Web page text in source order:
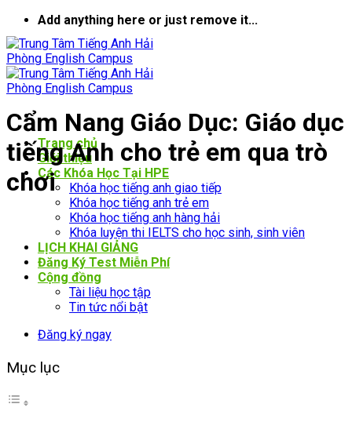
qua
nội
dung
Add anything here or just remove it...
Trang chủ
Giới thiệu
Các Khóa Học Tại HPE
Khóa học tiếng anh giao tiếp
Khóa học tiếng anh trẻ em
Khóa học tiếng anh hàng hải
Khóa luyện thi IELTS cho học sinh, sinh viên
LỊCH KHAI GIẢNG
Đăng Ký Test Miễn Phí
Cộng đồng
Tài liệu học tập
Tin tức nổi bật
Đăng ký ngay
Cẩm Nang Giáo Dục: Giáo dục
tiếng Anh cho trẻ em qua trò
chơi
Mục lục